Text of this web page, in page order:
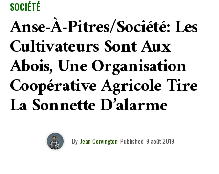
SOCIÉTÉ
Anse-À-Pitres/société: Les
Cultivateurs Sont Aux
Abois, Une Organisation
Coopérative Agricole Tire
La Sonnette D’alarme
By Jean Corvington Published 9 août 2019